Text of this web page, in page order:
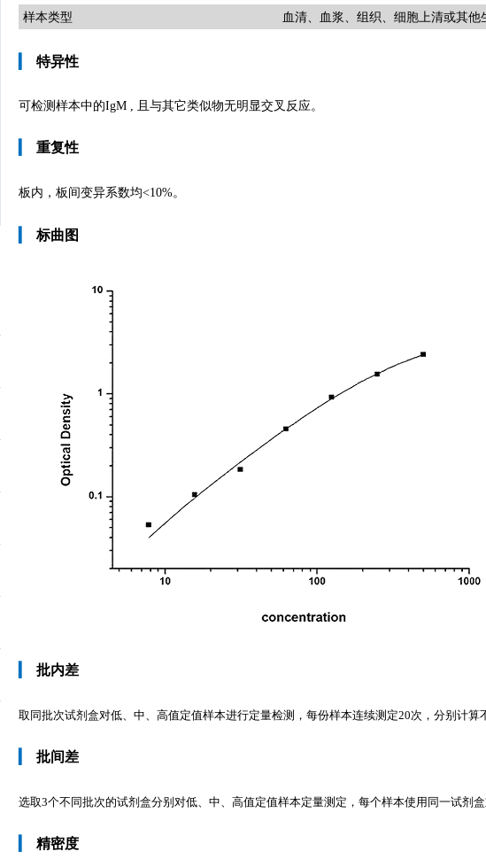
样本类型
血清、血浆、组织、细胞上清或其他
特异性
可检测样本中的IgM , 且与其它类似物无明显交叉反应。
重复性
板内，板间变异系数均<10%。
标曲图
批内差
取同批次试剂盒对低、中、高值定值样本进行定量检测，每份样本连续测定20次，分别计算
批间差
选取3个不同批次的试剂盒分别对低、中、高值定值样本定量测定，每个样本使用同一试剂
精密度